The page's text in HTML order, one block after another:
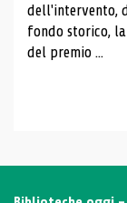
dell'intervento,
fondo storico,
del premio ...